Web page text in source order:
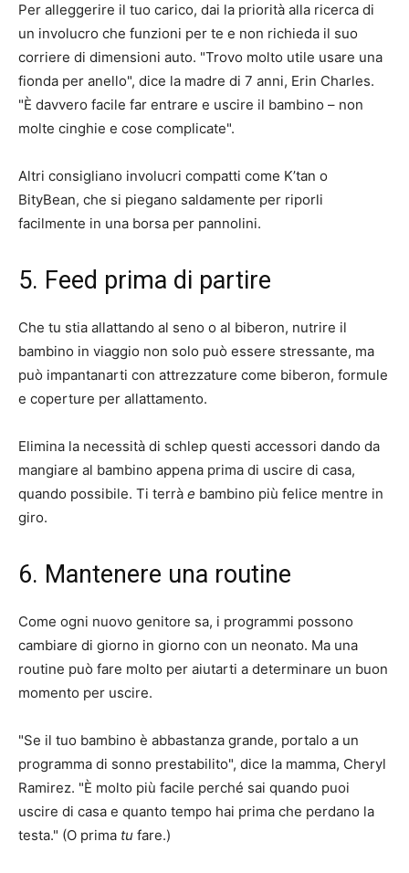
Per alleggerire il tuo carico, dai la priorità alla ricerca di
un involucro che funzioni per te e non richieda il suo
corriere di dimensioni auto. "Trovo molto utile usare una
fionda per anello", dice la madre di 7 anni, Erin Charles.
"È davvero facile far entrare e uscire il bambino – non
molte cinghie e cose complicate".
Altri consigliano involucri compatti come K’tan o
BityBean, che si piegano saldamente per riporli
facilmente in una borsa per pannolini.
5. Feed prima di partire
Che tu stia allattando al seno o al biberon, nutrire il
bambino in viaggio non solo può essere stressante, ma
può impantanarti con attrezzature come biberon, formule
e coperture per allattamento.
Elimina la necessità di schlep questi accessori dando da
mangiare al bambino appena prima di uscire di casa,
quando possibile. Ti terrà e bambino più felice mentre in
giro.
6. Mantenere una routine
Come ogni nuovo genitore sa, i programmi possono
cambiare di giorno in giorno con un neonato. Ma una
routine può fare molto per aiutarti a determinare un buon
momento per uscire.
"Se il tuo bambino è abbastanza grande, portalo a un
programma di sonno prestabilito", dice la mamma, Cheryl
Ramirez. "È molto più facile perché sai quando puoi
uscire di casa e quanto tempo hai prima che perdano la
testa." (O prima tu fare.)